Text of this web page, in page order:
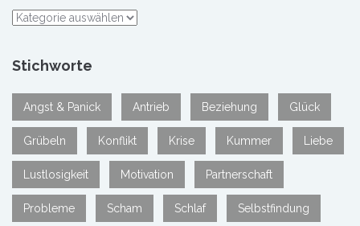
Kategorien
Stichworte
Angst & Panick Antrieb Beziehung Glück
Grübeln Konflikt Krise Kummer Liebe
Lustlosigkeit Motivation Partnerschaft
Probleme Scham Schlaf Selbstfindung